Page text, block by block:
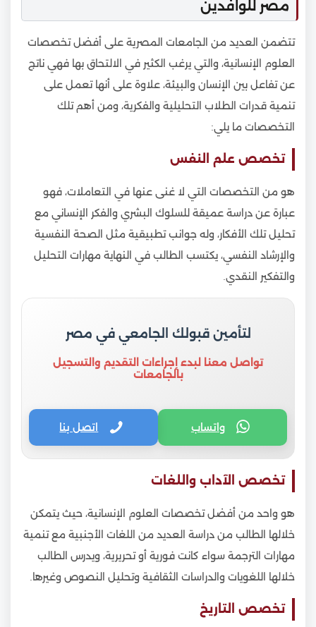
مصر للوافدين
تتضمن العديد من الجامعات المصرية على أفضل تخصصات
العلوم الإنسانية، والتي يرغب الكثير في الالتحاق بها فهي ناتج
عن تفاعل بين الإنسان والبيئة، علاوة على أنها تعمل على
تنمية قدرات الطلاب التحليلية والفكرية، ومن أهم تلك
التخصصات ما يلي:
تخصص علم النفس
هو من التخصصات التي لا غنى عنها في التعاملات، فهو
عبارة عن دراسة عميقة للسلوك البشري والفكر الإنساني مع
تحليل تلك الأفكار، وله جوانب تطبيقية مثل الصحة النفسية
والإرشاد النفسي، يكتسب الطالب في النهاية مهارات التحليل
والتفكير النقدي.
لتأمين قبولك الجامعي في مصر
تواصل معنا لبدء إجراءات التقديم والتسجيل
بالجامعات
واتساب اتصل بنا
تخصص الآداب واللغات
هو واحد من أفضل تخصصات العلوم الإنسانية، حيث يتمكن
خلالها الطالب من دراسة العديد من اللغات الأجنبية مع تنمية
مهارات الترجمة سواء كانت فورية أو تحريرية، ويدرس الطالب
خلالها اللغويات والدراسات الثقافية وتحليل النصوص وغيرها.
تخصص التاريخ